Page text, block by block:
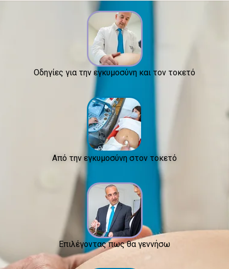
Οδηγίες για την εγκυμοσύνη και τον τοκετό
Από την εγκυμοσύνη στον τοκετό
Επιλέγοντας πως θα γεννήσω